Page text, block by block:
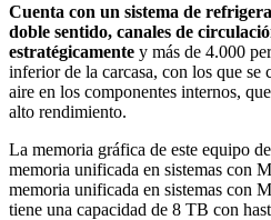
Cuenta con un sistema de
doble sentido, canales de
estratégicamente y más de 4.000
inferior de la carcasa, con los que
aire en los componentes internos,
alto rendimiento.
La memoria gráfica de este equipo
memoria unificada en sistemas con
memoria unificada en sistemas con
tiene una capacidad de 8 TB con